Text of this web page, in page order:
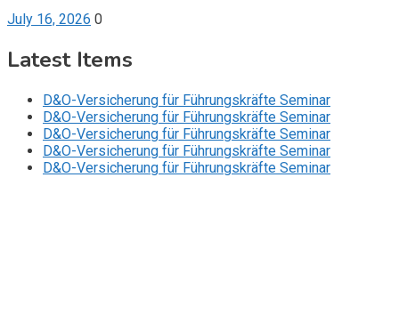
July 16, 2026 0
Latest Items
D&O-Versicherung für Führungskräfte Seminar
D&O-Versicherung für Führungskräfte Seminar
D&O-Versicherung für Führungskräfte Seminar
D&O-Versicherung für Führungskräfte Seminar
D&O-Versicherung für Führungskräfte Seminar